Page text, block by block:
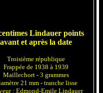
Lindauer points
avant et après la date
Troisième république
Frappée de 1938 à 1939
Maillechort - 3 grammes
21 mm - tranche lisse
: Edmond-Emile Lindauer